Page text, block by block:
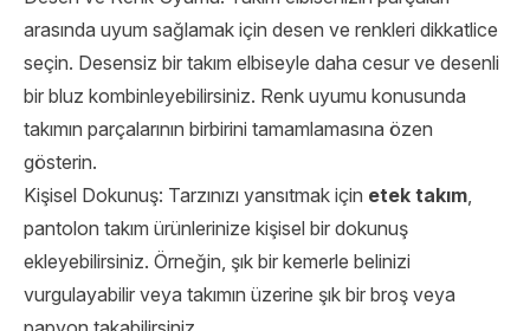
arasında uyum sağlamak için desen ve renkleri dikkatlice
seçin. Desensiz bir takım elbiseyle daha cesur ve desenli
bir bluz kombinleyebilirsiniz. Renk uyumu konusunda
takımın parçalarının birbirini tamamlamasına özen
gösterin.
Kişisel Dokunuş: Tarzınızı yansıtmak için etek takım,
pantolon takım ürünlerinize kişisel bir dokunuş
ekleyebilirsiniz. Örneğin, şık bir kemerle belinizi
vurgulayabilir veya takımın üzerine şık bir broş veya